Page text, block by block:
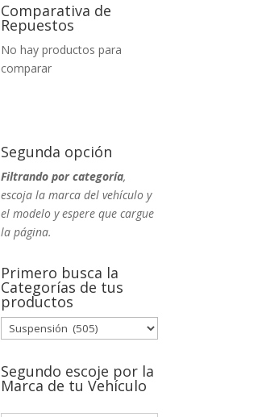
Comparativa de
Repuestos
No hay productos para
comparar
Segunda opción
Filtrando por categoría,
escoja la marca del vehículo y
el modelo y espere que cargue
la página.
Primero busca la
Categorías de tus
productos
Segundo escoje por la
Marca de tu Vehículo